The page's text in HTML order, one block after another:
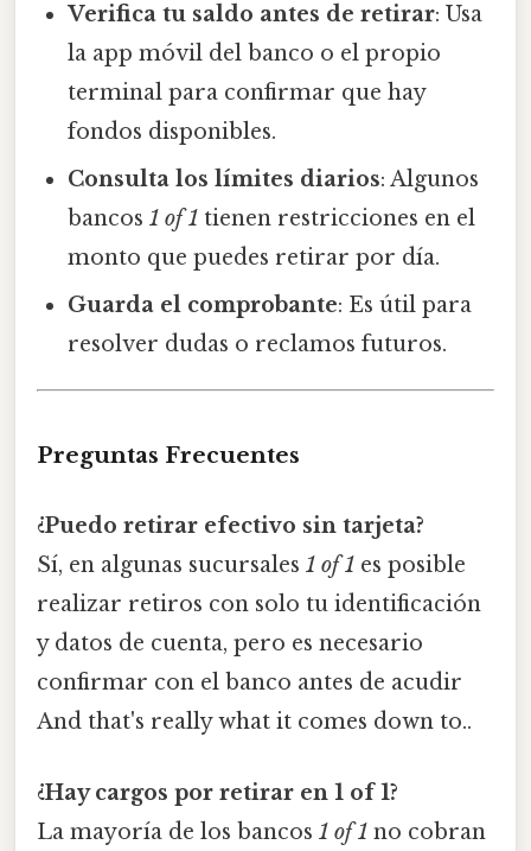
Verifica tu saldo antes de retirar: Usa
la app móvil del banco o el propio
terminal para confirmar que hay
fondos disponibles.
Consulta los límites diarios: Algunos
bancos1 of 1 tienen restricciones en el
monto que puedes retirar por día.
Guarda el comprobante: Es útil para
resolver dudas o reclamos futuros.
Preguntas Frecuentes
¿Puedo retirar efectivo sin tarjeta?
Sí, en algunas sucursales 1 of 1 es posible
realizar retiros con solo tu identificación
y datos de cuenta, pero es necesario
confirmar con el banco antes de acudir
And that's really what it comes down to..
¿Hay cargos por retirar en 1 of 1?
La mayoría de los bancos 1 of 1 no cobran